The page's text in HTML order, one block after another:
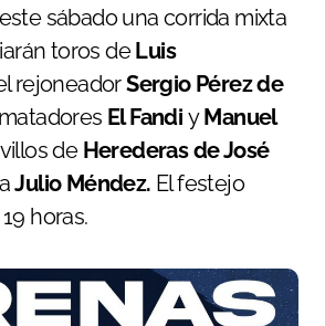
sábado una corrida mixta
toros deLuis
rejoneadorSergio Pérez de
El Fandi yManuel
de Herederas de José
Julio Méndez. El festejo
horas.